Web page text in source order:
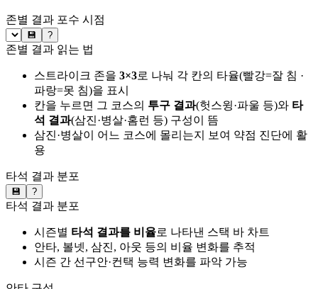
존별 결과 포수 시점
💾 ?
존별 결과 읽는 법
스트라이크 존을 3×3로 나눠 각 칸의 타율(빨강=잘 침 ·
파랑=못 침)을 표시
칸을 누르면 그 코스의 투구 결과(헛스윙·파울 등)와 타
석 결과(삼진·병살·홈런 등) 구성이 뜸
삼진·병살이 어느 코스에 몰리는지 보여 약점 진단에 활
용
타석 결과 분포
💾 ?
타석 결과 분포
시즌별 타석 결과를 비율로 나타낸 스택 바 차트
안타, 볼넷, 삼진, 아웃 등의 비율 변화를 추적
시즌 간 선구안·컨택 능력 변화를 파악 가능